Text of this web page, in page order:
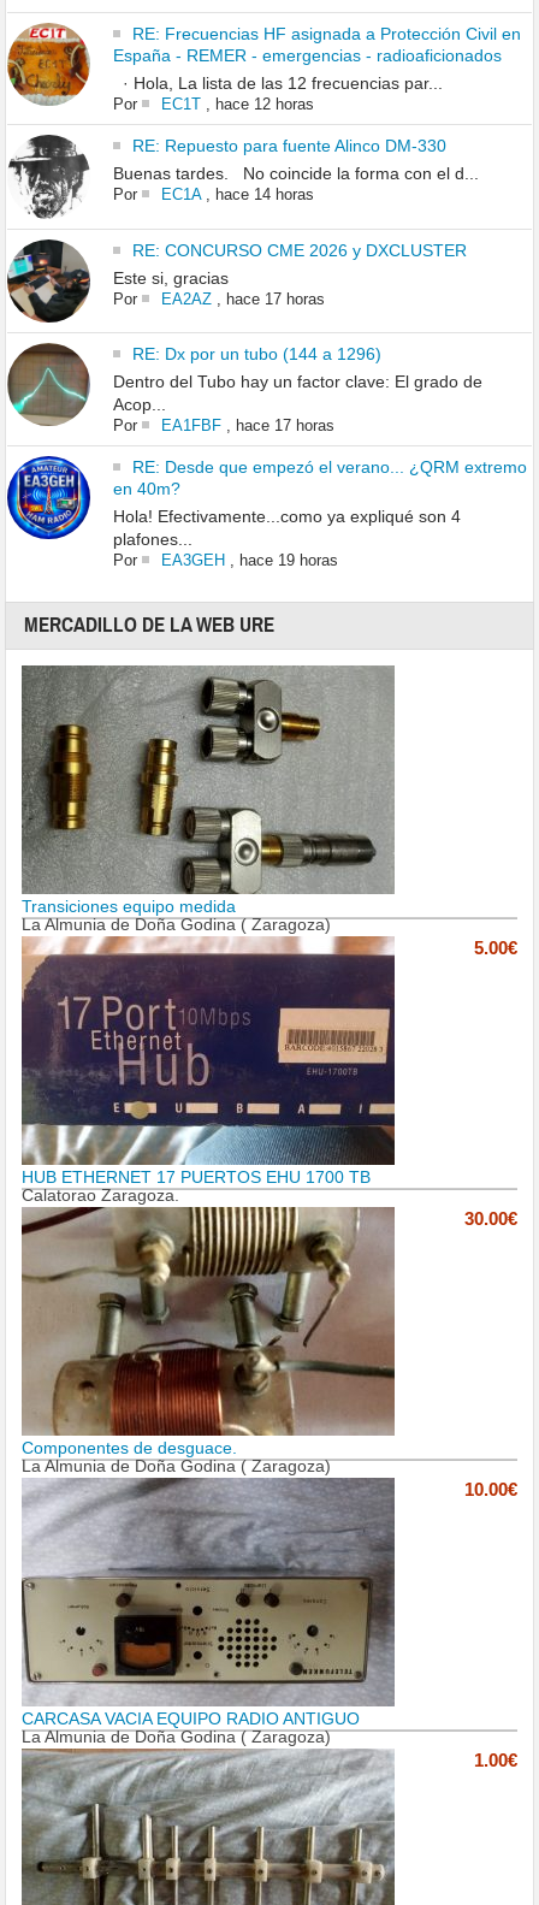
RE: Frecuencias HF asignada a Protección Civil en
España - REMER - emergencias - radioaficionados
· Hola, La lista de las 12 frecuencias par...
Por EC1T, hace 12 horas
RE: Repuesto para fuente Alinco DM-330
Buenas tardes. No coincide la forma con el d...
Por EC1A, hace 14 horas
RE: CONCURSO CME 2026 y DXCLUSTER
Este si, gracias
Por EA2AZ, hace 17 horas
RE: Dx por un tubo (144 a 1296)
Dentro del Tubo hay un factor clave: El grado de
Acop...
Por EA1FBF, hace 17 horas
RE: Desde que empezó el verano... ¿QRM extremo
en 40m?
Hola! Efectivamente...como ya expliqué son 4
plafones...
Por EA3GEH , hace 19 horas
MERCADILLO DE LA WEB URE
Transiciones equipo medida
La Almunia de Doña Godina ( Zaragoza)
5.00€
HUB ETHERNET 17 PUERTOS EHU 1700 TB
Calatorao Zaragoza.
30.00€
Componentes de desguace.
La Almunia de Doña Godina ( Zaragoza)
10.00€
CARCASA VACIA EQUIPO RADIO ANTIGUO
La Almunia de Doña Godina ( Zaragoza)
1.00€